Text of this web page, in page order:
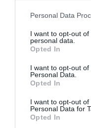
Please note that this
not limited to your visit
grant or deny consent
use your data for
consent section.
Personal Data
I want to opt-out
personal data.
Opted In
I want to opt-out
Personal Data.
Opted In
I want to opt-out
Personal Data for
Opted In
alacsony árakat,
kocsmai
sörözési kultúra
Egyesült
szerint a
miközben
ez teljesen más
kocsmákban,
tagjai is inkább